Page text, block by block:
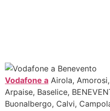
Vodafone a Airola,
Arpaise, Baselice,
Buonalbergo, Calvi,